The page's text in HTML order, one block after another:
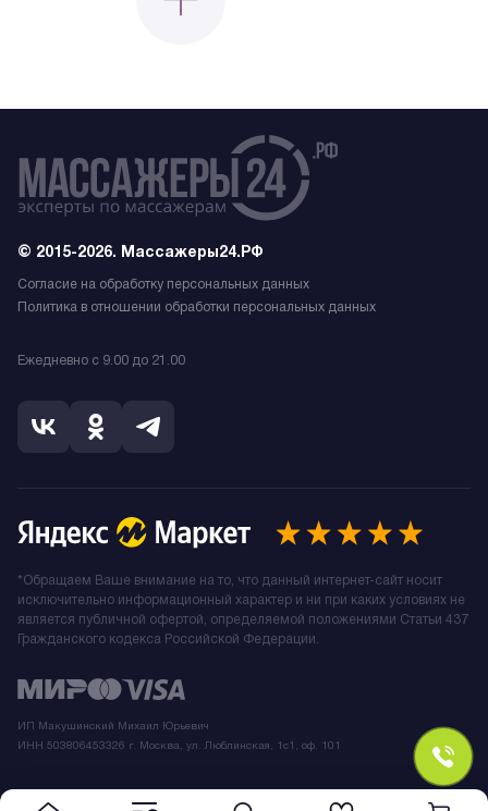
© 2015-2026. Массажеры24.РФ
Согласие на обработку персональных данных
Политика в отношении обработки персональных данных
Ежедневно с 9.00 до 21.00
ИП Макушинский Михаил Юрьевич
ИНН 503806453326 г. Москва, ул. Люблинская, 1с1, оф. 101
*Обращаем Ваше внимание на то, что данный интернет-сайт носит
исключительно информационный характер и ни при каких условиях не
является публичной офертой, определяемой положениями Статьи 437
Гражданского кодекса Российской Федерации.